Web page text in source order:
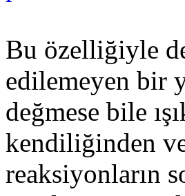
Bu özelliğiyle
edilemeyen bir
değmese bile
kendiliğinden
reaksiyonların